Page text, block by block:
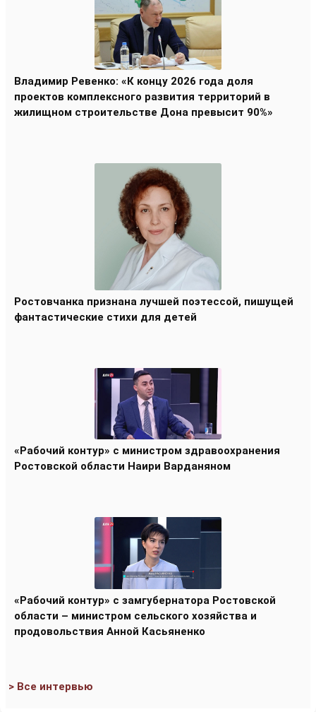
Владимир Ревенко: «К концу 2026 года доля
проектов комплексного развития территорий в
жилищном строительстве Дона превысит 90%»
Ростовчанка признана лучшей поэтессой, пишущей
фантастические стихи для детей
«Рабочий контур» с министром здравоохранения
Ростовской области Наири Варданяном
«Рабочий контур» с замгубернатора Ростовской
области – министром сельского хозяйства и
продовольствия Анной Касьяненко
> Все интервью